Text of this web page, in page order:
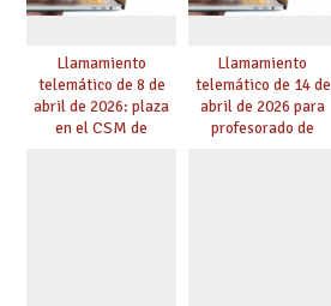
Llamamiento
telemático de 8 de
abril de 2026: plaza
en el CSM de
Llamamiento
telemático de 14 de
abril de 2026 para
profesorado de